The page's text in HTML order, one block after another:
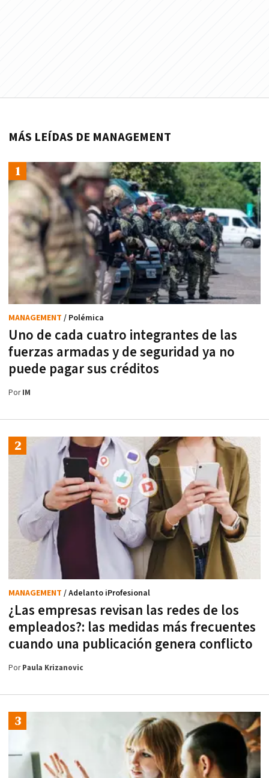
MÁS LEÍDAS DE MANAGEMENT
Uno de cada cuatro integrantes de las
fuerzas armadas y de seguridad ya no
puede pagar sus créditos
MANAGEMENT / Polémica
PorIM
¿Las empresas revisan las redes de los
empleados?: las medidas más frecuentes
cuando una publicación genera conflicto
MANAGEMENT / Adelanto iProfesional
PorPaula Krizanovic